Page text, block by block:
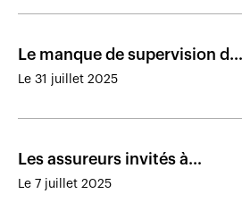
Le manque de supervision de
l’IA alourdit le coût moyen des
Le 31 juillet 2025
Les assureurs invités à
rejoindre le marché en plein
Le 7 juillet 2025